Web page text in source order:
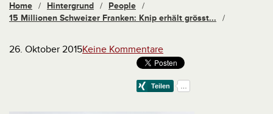
Home / Hintergrund / People /
15 Millionen Schweizer Franken: Knip erhält grösst...
/
26. Oktober 2015Keine Kommentare